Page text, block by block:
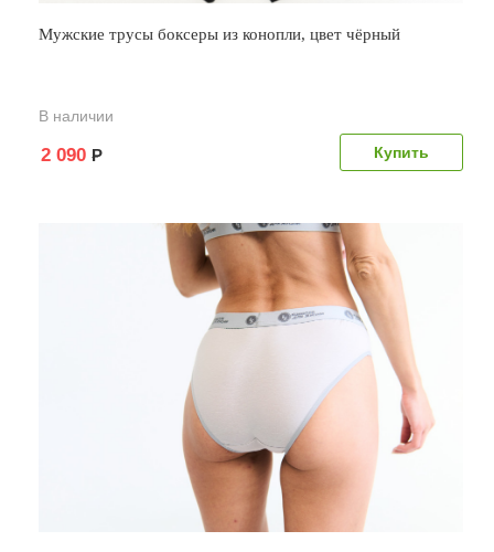
Мужские трусы боксеры из конопли, цвет чёрный
В наличии
2 090 Р